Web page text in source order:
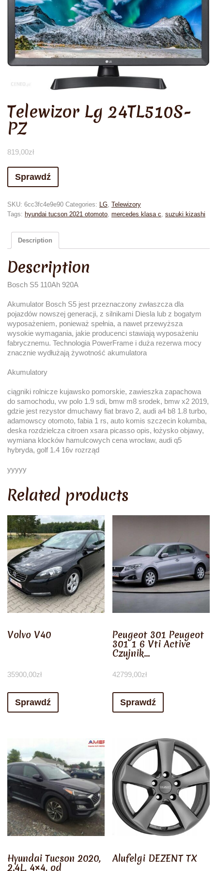
Telewizor Lg 24TL510S-
PZ
819,00zł
Sprawdź
SKU: 6cc3fc4e9e90 Categories: LG, Telewizory
Tags: hyundai tucson 2021 otomoto, mercedes klasa c, suzuki kizashi
Description
Description
Bosch S5 110Ah 920A
Akumulator Bosch S5 jest przeznaczony zwłaszcza dla
pojazdów nowszej generacji, z silnikami Diesla lub z bogatym
wyposażeniem, ponieważ spełnia, a nawet przewyższa
wysokie wymagania, jakie producenci stawiają wyposażeniu
fabrycznemu. Technologia PowerFrame i duża rezerwa mocy
znacznie wydłużają żywotność akumulatora
Akumulatory
ciągniki rolnicze kujawsko pomorskie, zawieszka zapachowa
do samochodu, vw polo 1.9 sdi, bmw m8 srodek, bmw x2 2019,
gdzie jest rezystor dmuchawy fiat bravo 2, audi a4 b8 1.8 turbo,
adamowscy otomoto, fabia 1 rs, auto komis szczecin kolumba,
deska rozdzielcza citroen xsara picasso opis, łożysko objawy,
wymiana klocków hamulcowych cena wrocław, audi q5
hybryda, golf 1.4 16v rozrząd
yyyyy
Related products
Volvo V40
35900,00zł
Sprawdź
Peugeot 301 Peugeot
301 1 6 Vti Active
Czujnik…
42799,00zł
Sprawdź
Hyundai Tucson 2020,
2.4L, 4×4, od
Alufelgi DEZENT TX